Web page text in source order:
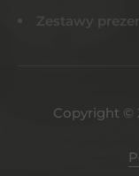
Zestawy
Copyright ©